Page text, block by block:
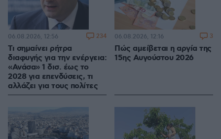
Τι σημαίνει ρήτρα
διαφυγής για την ενέργεια:
«Ανάσα» 1 δισ. έως το
2028 για επενδύσεις, τι
αλλάζει για τους πολίτες
06.08.2026, 12:56 234
Πώς αμείβεται η αργία της
15ης Αυγούστου 2026
06.08.2026, 12:16 3